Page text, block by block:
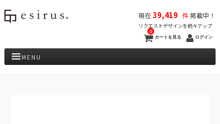
現在39,419 件掲載中！
リクエストデザインを続々アップ
カートを見る
0
ログイン
MENU